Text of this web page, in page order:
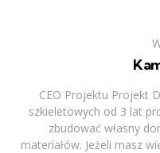
CEO Projektu Projekt
szkieletowych od 3 lat
zbudować własny
materiałów. Jeżeli masz